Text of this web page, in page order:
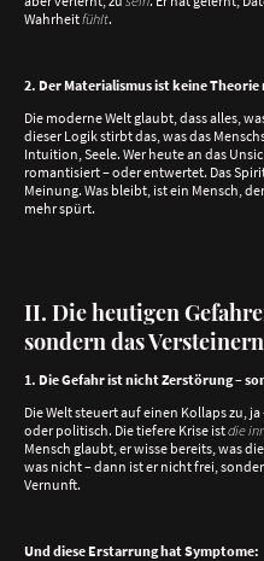
Wahrheitfühlt.
2. Der Materialismus ist keine
Die moderne Welt glaubt, dass alles,
dieser Logik stirbt das, was das
Intuition, Seele. Wer heute an das
romantisiert – oder entwertet. Das
Meinung. Was bleibt, ist ein Mensch,
mehr spürt.
II. Die heutigen
sondern das Versteinern
1. Die Gefahr ist nicht Zerstörung –
Die Welt steuert auf einen Kollaps zu,
oder politisch. Die tiefere Krise istdie
Mensch glaubt, er wisse bereits, was
was nicht – dann ist er nicht frei,
Vernunft.
Und diese Erstarrung hat Symptome: